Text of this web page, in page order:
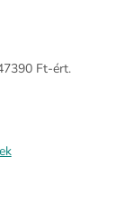
Ft-ért.